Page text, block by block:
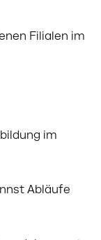
Filialen im
im
Abläufe